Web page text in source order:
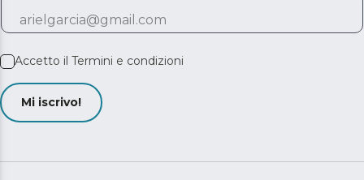
Accetto il Termini e condizioni
Mi iscrivo!